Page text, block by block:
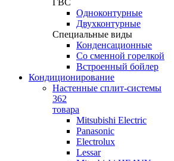
ГВС
Одноконтурные
Двухконтурные
Специальные виды
Конденсационные
Со сменной горелкой
Встроенный бойлер
Кондиционирование
Настенные сплит-системы
362
товара
Mitsubishi Electric
Panasonic
Electrolux
Lessar